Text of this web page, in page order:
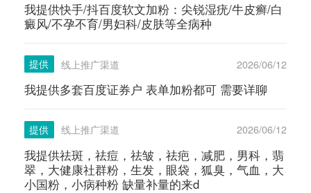
我提供快手/抖百度软文加粉：尖锐湿疣/牛皮癣/白
癜风/不孕不育/男妇科/皮肤等全病种
提供 线上推广渠道 2026/06/12
我提供多套百度证券户 表单加粉都可 需要详聊
提供 线上推广渠道 2026/06/12
我提供祛斑，祛痘，祛皱，祛疤，减肥，男科，翡
翠，大健康社群粉，生发，眼袋，狐臭，气血，大
小国粉，小病种粉 缺量补量的来d